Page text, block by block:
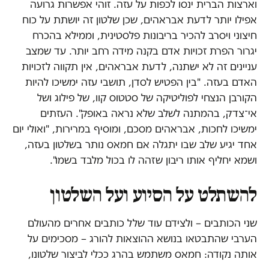
וארצות הברית ינסו לכפות על עזה. זוהי אפשרות גרועה
אפילו יותר לדעת אבראהים, שכן שלטון זה יושתת על כוח
חיצוני ויסרב להכיר בריבונות פלסטינית, וממילא בהכרח
יגרור הפרת זכויות אדם בקנה מידה רחב יותר. עד שמצב
עניינים זה לא ישתנה, לדעת אבראהים, אין תקווה לזכויות
האדם בעזה. "בין הפטיש לסדן, תושבי עזה ימשיכו להיות
הקורבן הנצחי לפוליטיקה של סטטוס קוו, של פילוג ושל
אי־צדק, בהמתנה לשלב שלא נראה באופק". העזתים
ימשיכו לחכות, אבראהים מסכם, ומוסיף במרירות, "ואולי יום
אחד יגיע שלב שבו יתגלה אם חמאס נותר בשלטון בעזה,
ושמא יחליף אותו ריבון שזהה לו בכול מלבד בשמו".
להשתלט על הסיוע ועל השלטון
שני הכותבים – ולצידם עוד שלל כותבים אחרים מהעולם
הערבי שהתבטאו בנושא ההוצאות להורג – מסכימים על
אותה נקודה: חמאס משתמש בהרג ככלי לביצור שלטונו,